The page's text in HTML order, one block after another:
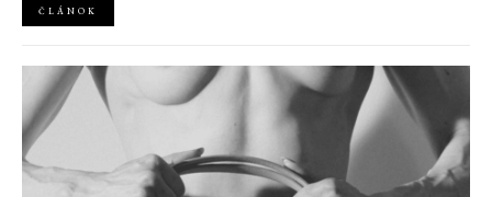
ČLÁNOK